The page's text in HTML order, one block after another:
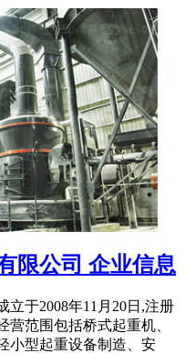
限公司 企业信息
立于2008年11月20日,注册
范围包括桥式起重机、
小型起重设备制造、安